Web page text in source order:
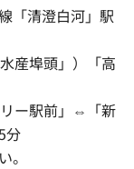
「清澄白河」駅
産埠頭」）「高
ー駅前」⇔「新
分
。